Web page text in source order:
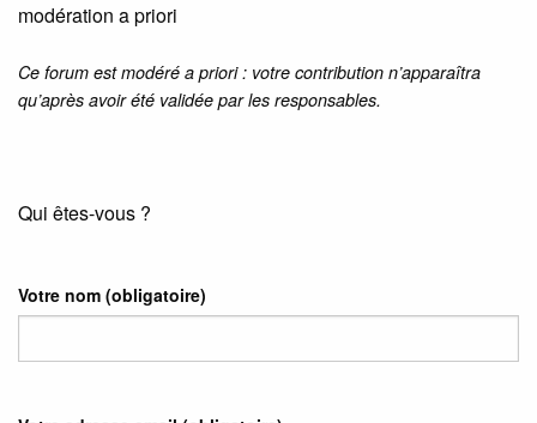
modération a priori
Ce forum est modéré a priori : votre contribution n’apparaîtra
qu’après avoir été validée par les responsables.
Qui êtes-vous ?
Votre nom (obligatoire)